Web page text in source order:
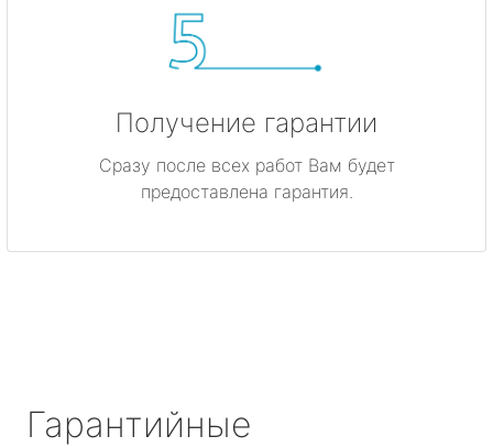
Получение гарантии
Сразу после всех работ Вам будет
предоставлена гарантия.
Гарантийные